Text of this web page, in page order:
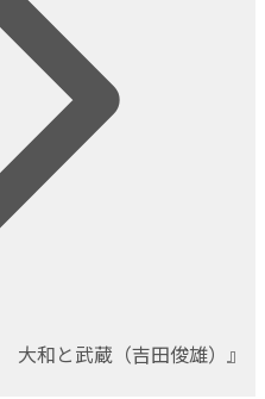
大和と武蔵（吉田俊雄）』